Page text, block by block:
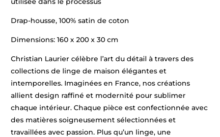
Drap-housse, 100% satin de coton
Dimensions: 160 x 200 x 30 cm
Christian Laurier célèbre l’art du détail à travers des
collections de linge de maison élégantes et
intemporelles. Imaginées en France, nos créations
allient design raffiné et modernité pour sublimer
chaque intérieur. Chaque pièce est confectionnée avec
des matières soigneusement sélectionnées et
travaillées avec passion. Plus qu’un linge, une